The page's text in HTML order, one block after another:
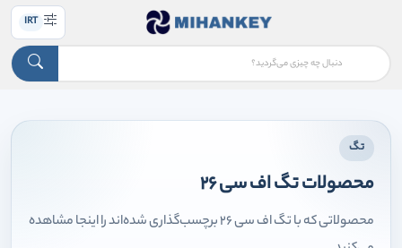
IRT
تگ
محصولات تگ اف سی ۲۶
محصولاتی که با تگ اف سی ۲۶ برچسب‌گذاری شده‌اند را اینجا مشاهده